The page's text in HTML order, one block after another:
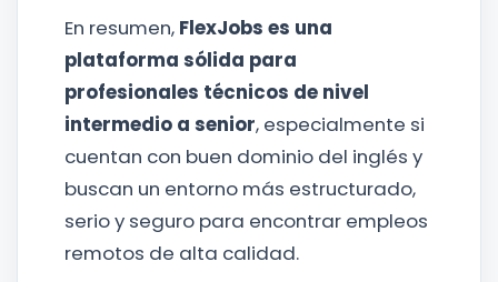
En resumen, FlexJobs es una
plataforma sólida para
profesionales técnicos de nivel
intermedio a senior, especialmente si
cuentan con buen dominio del inglés y
buscan un entorno más estructurado,
serio y seguro para encontrar empleos
remotos de alta calidad.